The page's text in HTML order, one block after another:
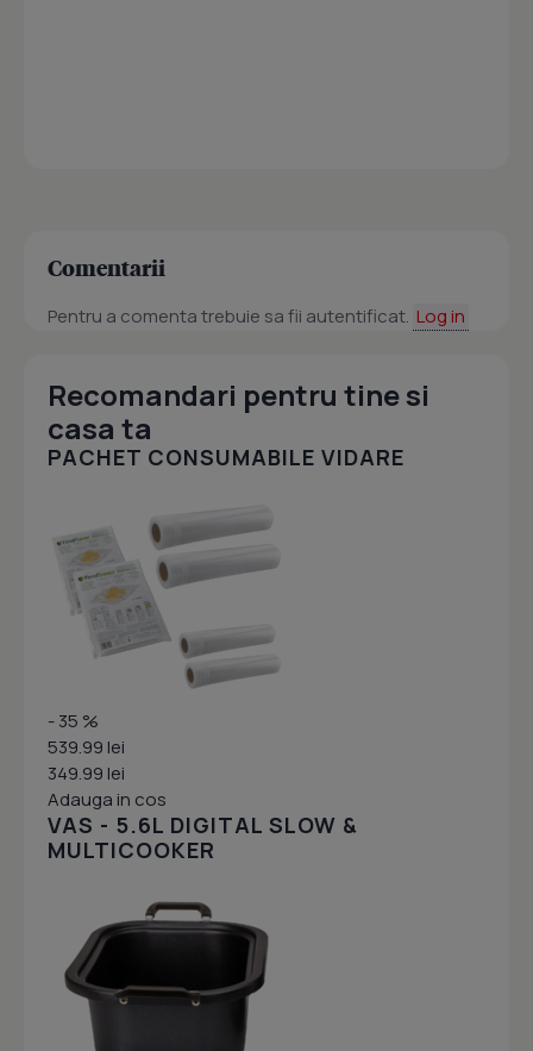
Comentarii
Pentru a comenta trebuie sa fii autentificat. Log in
Recomandari pentru tine si
casa ta
PACHET CONSUMABILE VIDARE
- 35 %
539.99 lei
349.99 lei
Adauga in cos
VAS - 5.6L DIGITAL SLOW &
MULTICOOKER